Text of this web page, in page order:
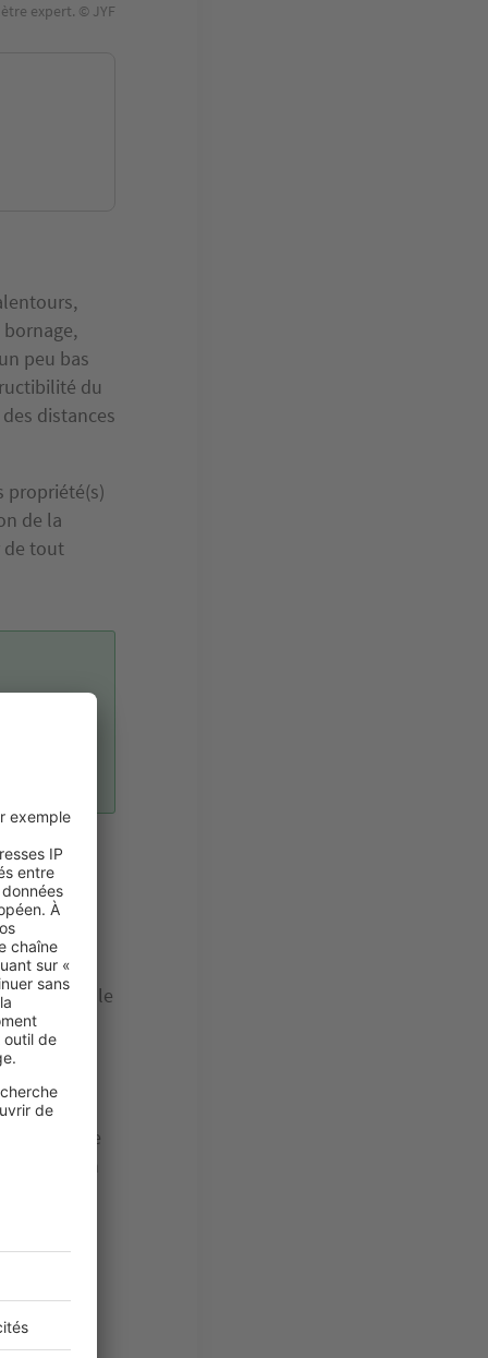
expert. © JYF
bornage,
peu bas
du
distances
propriété(s)
de la
de tout
les
aucun
au
Rhin, le
une
tribunal
un
Service de
Bas-Rhin
sous